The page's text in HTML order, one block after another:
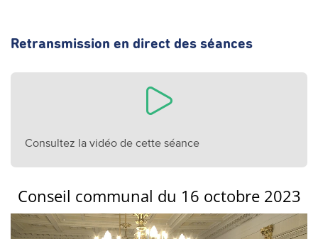
Retransmission en direct des séances
Consultez la vidéo de cette séance